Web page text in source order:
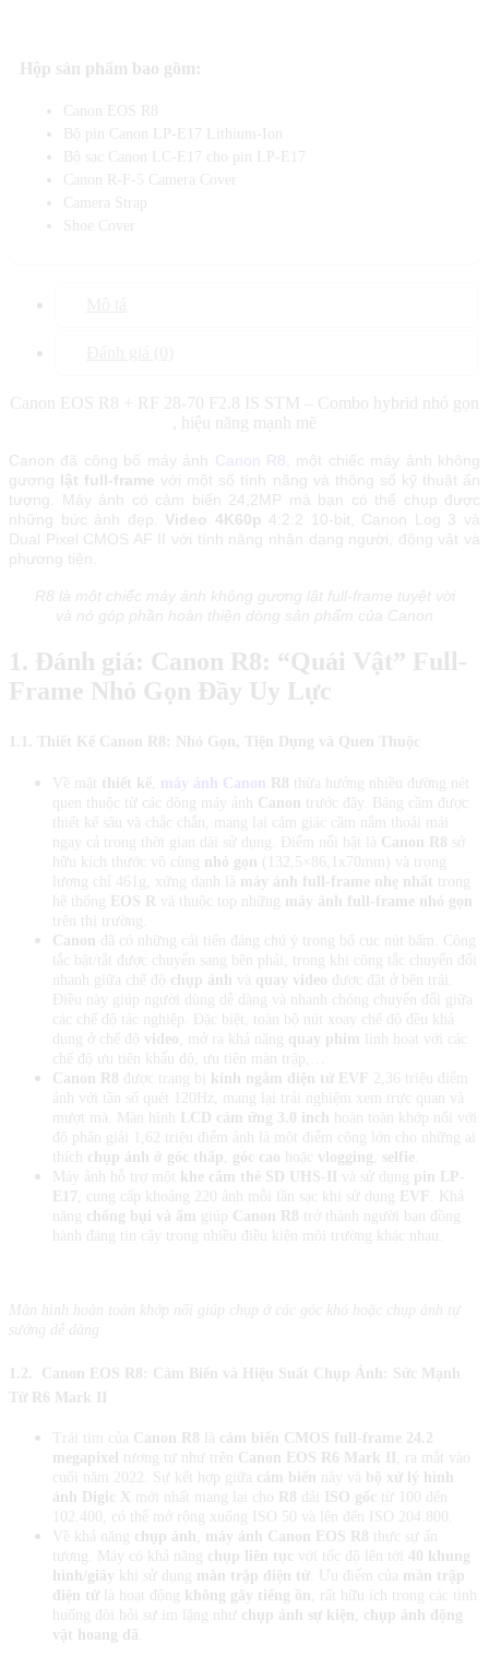
Hộp sản phẩm bao gồm:
Canon EOS R8
Bộ pin Canon LP-E17 Lithium-Ion
Bộ sạc Canon LC-E17 cho pin LP-E17
Canon R-F-5 Camera Cover
Camera Strap
Shoe Cover
Canon EOS R8 + RF 28-70 F2.8 IS STM – Combo hybrid nhỏ gọn
, hiệu năng mạnh mẽ
Canon đã công bố máy ảnh Canon R8 , một chiếc máy ảnh không
gương lật full-frame với một số tính năng và thông số kỹ thuật ấn
tượng. Máy ảnh có cảm biến 24,2MP mà bạn có thể chụp được
những bức ảnh đẹp.
Video 4K60p 4:2:2 10-bit, Canon Log 3 và
Dual Pixel CMOS AF II với tính năng nhận dạng người, động vật và
phương tiện.
R8 là một chiếc máy ảnh không gương lật full-frame tuyệt vời
và nó góp phần hoàn thiện dòng sản phẩm của Canon
1. Đánh giá: Canon R8: “Quái Vật” Full-
Frame Nhỏ Gọn Đầy Uy Lực
1.1. Thiết Kế Canon R8: Nhỏ Gọn, Tiện Dụng và Quen Thuộc
Về mặt thiết kế máy ảnh Canon R8
thừa hưởng nhiều đường nét
quen thuộc từ các dòng máy ảnh Canon trước đây. Báng cầm được
thiết kế sâu và chắc chắn, mang lại cảm giác cầm nắm thoải mái
ngay cả trong thời gian dài sử dụng. Điểm nổi bật là Canon R8
sở
hữu kích thước vô cùng nhỏ gọn (132,5×86,1x70mm) và trọng
lượng chỉ 461g, xứng danh là máy ảnh full-frame nhẹ nhất trong
hệ thống
EOS R và thuộc top những máy ảnh full-frame nhỏ gọn
trên thị trường.
Canon đã có những cải tiến đáng chú ý trong bố cục nút bấm. Công
tắc bật/tắt được chuyển sang bên phải, trong khi công tắc chuyển đổi
nhanh giữa chế độ chụp ảnh và quay video được đặt ở bên trái.
Điều này giúp người dùng dễ dàng và nhanh chóng chuyển đổi giữa
các chế độ tác nghiệp. Đặc biệt, toàn bộ nút xoay chế độ đều khả
dụng ở chế độ video , mở ra khả năng quay phim
linh hoạt với các
chế độ ưu tiên khẩu độ, ưu tiên màn trập,…
Canon R8
được trang bị kính ngắm điện tử EVF
2,36 triệu điểm
ảnh với tần số quét 120Hz, mang lại trải nghiệm xem trực quan và
mượt mà. Màn hình
LCD cảm ứng 3.0 inch hoàn toàn khớp nối với
độ phân giải 1,62 triệu điểm ảnh là một điểm cộng lớn cho những ai
thích chụp ảnh ở góc thấp góc cao hoặc vlogging selfie
Máy ảnh hỗ trợ một
khe cắm thẻ SD UHS-II và sử dụng pin LP-
E17 , cung cấp khoảng 220 ảnh mỗi lần sạc khi sử dụng EVF
. Khả
năng chống bụi và ẩm giúp Canon R8
trở thành người bạn đồng
hành đáng tin cậy trong nhiều điều kiện môi trường khác nhau.
Màn hình hoàn toàn khớp nối giúp chụp ở các góc khó hoặc chụp ảnh tự
sướng dễ dàng
1.2. Canon EOS R8
Cảm Biến và Hiệu Suất Chụp Ảnh: Sức Mạnh
Từ R6 Mark II
Trái tim của Canon R8 là cảm biến CMOS full-frame 24.2
megapixel
tương tự như trên Canon EOS R6 Mark II
, ra mắt vào
cuối năm 2022. Sự kết hợp giữa cảm biến này và
bộ xử lý hình
ảnh Digic X mới nhất mang lại cho R8 dải ISO gốc từ 100 đến
102.400, có thể mở rộng xuống ISO 50 và lên đến ISO 204.800.
Về khả năng chụp ảnh máy ảnh Canon EOS R8
thực sự ấn
tượng. Máy có khả năng chụp liên tục với tốc độ lên tới 40 khung
hình/giây
khi sử dụng màn trập điện tử . Ưu điểm của màn trập
điện tử là hoạt động không gây tiếng ồn , rất hữu ích trong các tình
huống đòi hỏi sự im lặng như chụp ảnh sự kiện
chụp ảnh động
vật hoang dã